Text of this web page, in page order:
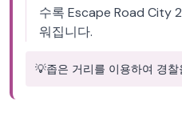
수록 Escape Road City
워집니다.
💡좁은 거리를 이용하여 경찰